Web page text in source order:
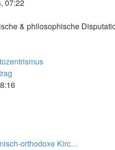
07:22
& philosophische
orthodoxe Kirc…